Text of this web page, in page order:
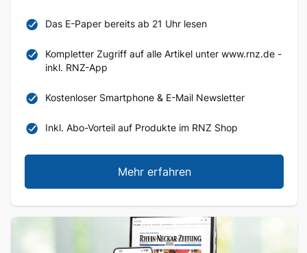
Das E-Paper bereits ab 21 Uhr lesen
Kompletter Zugriff auf alle Artikel unter www.rnz.de -
inkl. RNZ-App
Kostenloser Smartphone & E-Mail Newsletter
Inkl. Abo-Vorteil auf Produkte im RNZ Shop
Mehr erfahren